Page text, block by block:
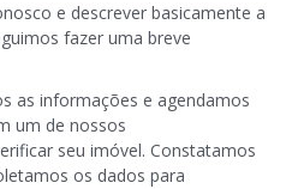
e descrever basicamente a
fazer uma breve
as informações e agendamos
um de nossos
seu imóvel. Constatamos
os dados para